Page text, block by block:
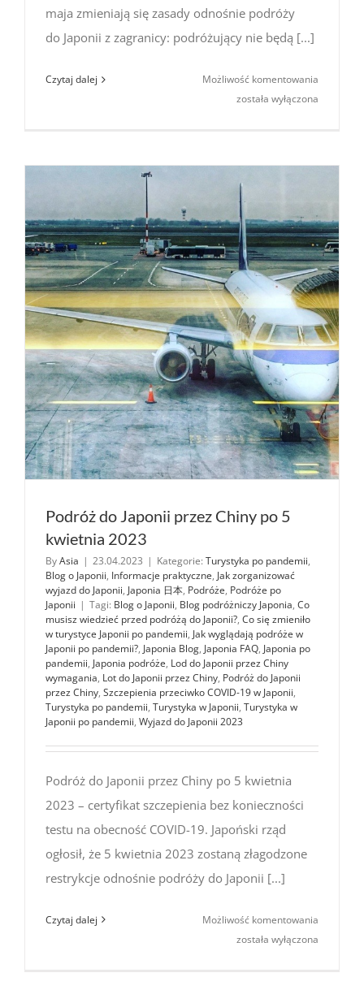
maja zmieniają się zasady odnośnie podróży
do Japonii z zagranicy: podróżujący nie będą [...]
Czytaj dalej Możliwość komentowania
na COVID-
19
została wyłączona
Podróż do Japonii przez Chiny po 5
kwietnia 2023
ByAsia | 23.04.2023 | Kategorie: Turystyka po pandemii,
Blog o Japonii, Informacje praktyczne, Jak zorganizować
wyjazd do Japonii, Japonia 日本, Podróże, Podróże po
Japonii | Tagi: Blog o Japonii, Blog podróżniczy Japonia, Co
musisz wiedzieć przed podróżą do Japonii?, Co się zmieniło
w turystyce Japonii po pandemii, Jak wyglądają podróże w
Japonii po pandemii?, Japonia Blog, Japonia FAQ, Japonia po
pandemii, Japonia podróże, Lod do Japonii przez Chiny
wymagania, Lot do Japonii przez Chiny, Podróż do Japonii
przez Chiny, Szczepienia przeciwko COVID-19 w Japonii,
Turystyka po pandemii, Turystyka w Japonii, Turystyka w
Japonii po pandemii, Wyjazd do Japonii 2023
Podróż do Japonii przez Chiny po 5 kwietnia
2023 – certyfikat szczepienia bez konieczności
testu na obecność COVID-19. Japoński rząd
ogłosił, że 5 kwietnia 2023 zostaną złagodzone
restrykcje odnośnie podróży do Japonii [...]
Czytaj dalej Możliwość komentowania
została wyłączona